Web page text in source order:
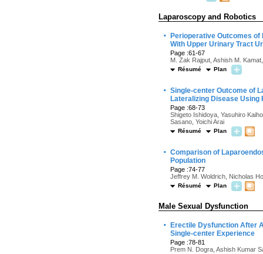
Laparoscopy and Robotics
·
Perioperative Outcomes
With Upper Urinary Tract
Page :61-67
M. Zak Rajput, Ashish M.
Résumé Plan
· Single-center Outcome of
Lateralizing Disease Using
Page :68-73
Shigeto Ishidoya, Yasuhiro
Sasano, Yoichi Arai
Résumé Plan
· Comparison of
Population
Page :74-77
Jeffrey M. Woldrich, Nicholas
Résumé Plan
Male Sexual Dysfunction
·
Erectile Dysfunction After
Single-center Experience
Page :78-81
Prem N. Dogra, Ashish Kumar